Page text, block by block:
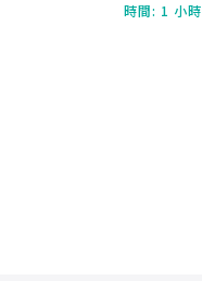
時間: 1 小時